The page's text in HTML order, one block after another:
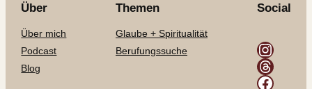
Über
Über mich
Podcast
Blog
Themen
Glaube + Spiritualität
Berufungssuche
Social
Instagram
Threads
Facebook